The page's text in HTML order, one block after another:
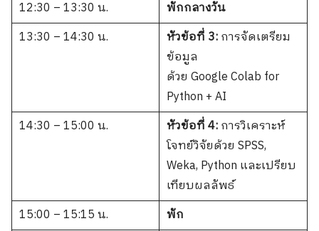
12:30 – 13:30 น.
พักกลางวัน
13:30 – 14:30 น.
หัวข้อที่ 3:การจัดเตรียม
ข้อมูล
ด้วย Google Colab for
Python + AI
14:30 – 15:00 น.
หัวข้อที่ 4:การวิเคราะห์
โจทย์วิจัยด้วย SPSS,
Weka, Python และเปรียบ
เทียบผลลัพธ์
15:00 – 15:15 น.
พัก